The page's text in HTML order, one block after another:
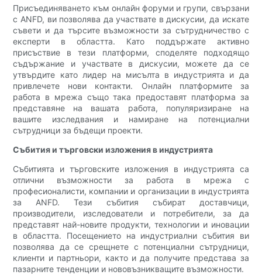
Присъединяването към онлайн форуми и групи, свързани
с ANFD, ви позволява да участвате в дискусии, да искате
съвети и да търсите възможности за сътрудничество с
експерти в областта. Като поддържате активно
присъствие в тези платформи, споделяте подходящо
съдържание и участвате в дискусии, можете да се
утвърдите като лидер на мисълта в индустрията и да
привлечете нови контакти. Онлайн платформите за
работа в мрежа също така предоставят платформа за
представяне на вашата работа, популяризиране на
вашите изследвания и намиране на потенциални
сътрудници за бъдещи проекти.
Събития и търговски изложения в индустрията
Събитията и търговските изложения в индустрията са
отлични възможности за работа в мрежа с
професионалисти, компании и организации в индустрията
за ANFD. Тези събития събират доставчици,
производители, изследователи и потребители, за да
представят най-новите продукти, технологии и иновации
в областта. Посещението на индустриални събития ви
позволява да се срещнете с потенциални сътрудници,
клиенти и партньори, както и да получите представа за
пазарните тенденции и нововъзникващите възможности.